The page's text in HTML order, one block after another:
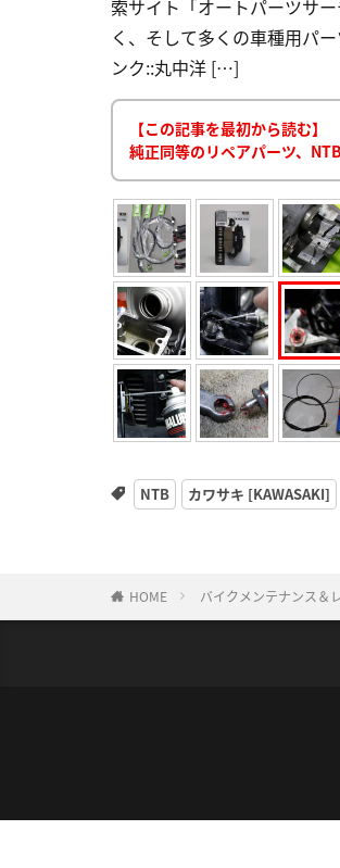
索サイト「オートパーツサ
く、そして多くの車種用パ
ンク::丸中洋 […]
【この記事を最初から読む】
純正同等のリペアパーツ、
NTB カワサキ [KAWASAKI]
HOME バイクメンテナンス＆